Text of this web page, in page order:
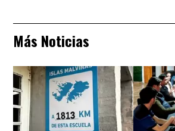
Más Noticias